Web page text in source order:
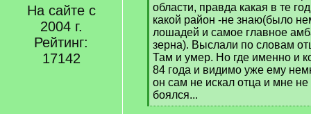
На сайте с
2004 г.
Рейтинг:
17142
области, правда какая в те
какой район -не знаю(было
лошадей и самое главное
зерна). Выслали по словам
Там и умер. Но где именно и
84 года и видимо уже ему
он сам не искал отца и мне
боялся...
[